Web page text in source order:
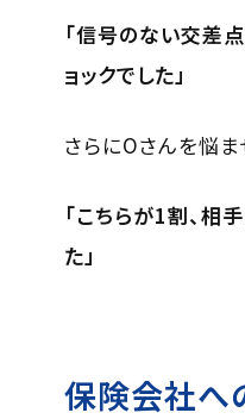
「信号のない交差
ョックでした」
さらにOさんを悩
「こちらが1割、相
た」
保険会社へ